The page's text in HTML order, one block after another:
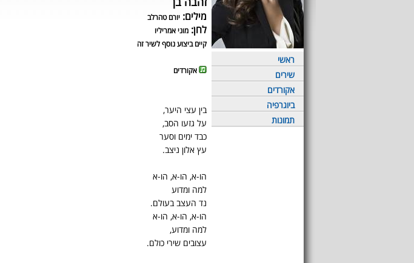
ראשי
שירים
אקורדים
ביוגרפיה
תמונות
מילים: יורם טהרלב
לחן: מוני אמריליו
קיים ביצוע נוסף לשיר זה
אקורדים
בין עצי היער,
על גזעו הסב,
כבד ימים וסער
עץ אלון ניצב.
הו-א, הו-א, הו-א
למה ומדוע
נד העצב בעולם.
הו-א, הו-א, הו-א
למה ומדוע,
עצובים שירי כולם.